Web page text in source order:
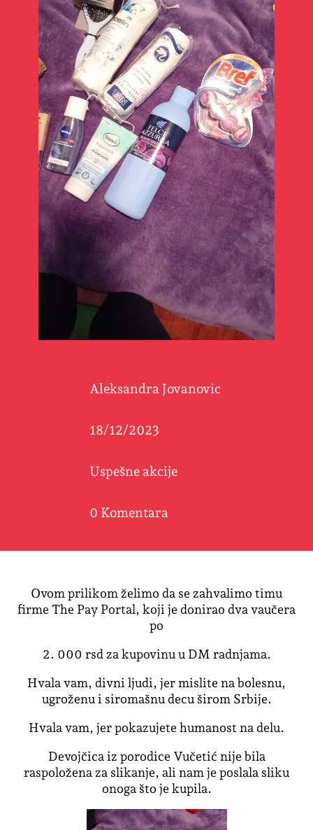
Aleksandra Jovanovic
18/12/2023
Uspešne akcije
0 Komentara
Ovom prilikom želimo da se zahvalimo timu
firme The Pay Portal, koji je donirao dva vaučera
po
2. 000 rsd za kupovinu u DM radnjama.
Hvala vam, divni ljudi, jer mislite na bolesnu,
ugroženu i siromašnu decu širom Srbije.
Hvala vam, jer pokazujete humanost na delu.
Devojčica iz porodice Vučetić nije bila
raspoložena za slikanje, ali nam je poslala sliku
onoga što je kupila.